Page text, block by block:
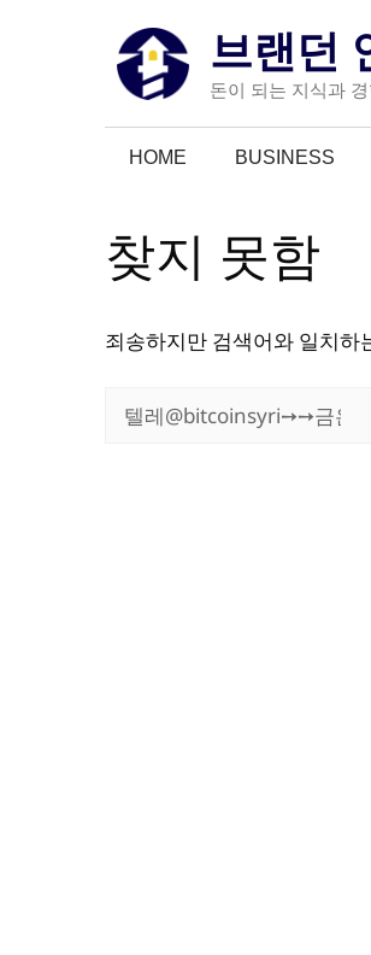
브랜던
돈이 되는 지식과
HOME BUSINESS
찾지 못함
죄송하지만 검색어와 일치하
색: